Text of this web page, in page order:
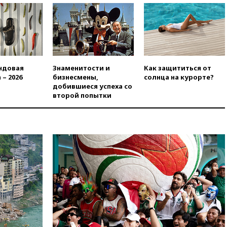
историка Артема Кирпиченка
арестовали в Израиле
вчера, 23:23«Спартак»
разгромил «Оренбург» в
Кубке России
вчера, 23:00 Пост Дмитриева в
X о миграционном кризисе в
Сеуте набрал миллион
вчера, 22:49Минпромторг:
производства телевизоров в
РФ
вчера, 22:35Семь грузовых
вагонов сошли с рельсов в
Оренбургской области
вчера, 22:22Минфин: в июле
выросли нефтегазовые
доходы российского бюджета
2026
Знаменитости и
бизнесмены,
добившиеся успеха со
второй попытки
Как защититься от
солнца на курорте?